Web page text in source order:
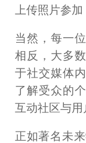
上传照片参加
当然，每一
相反，大多
于社交媒体
了解受众的
互动社区与用
正如著名未